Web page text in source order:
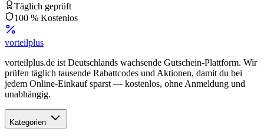
Täglich geprüft
100 % Kostenlos
vorteilplus
vorteilplus.de ist Deutschlands wachsende Gutschein-Plattform. Wir
prüfen täglich tausende Rabattcodes und Aktionen, damit du bei
jedem Online-Einkauf sparst — kostenlos, ohne Anmeldung und
unabhängig.
Kategorien